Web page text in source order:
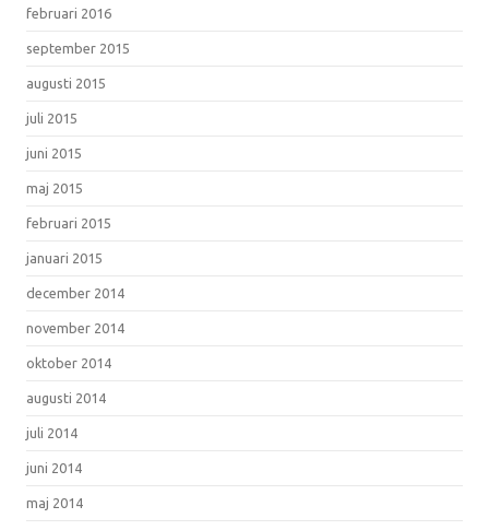
februari 2016
september 2015
augusti 2015
juli 2015
juni 2015
maj 2015
februari 2015
januari 2015
december 2014
november 2014
oktober 2014
augusti 2014
juli 2014
juni 2014
maj 2014